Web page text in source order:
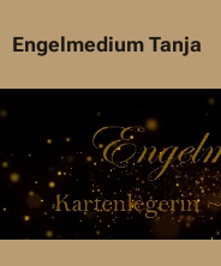
Engelmedium Tanja